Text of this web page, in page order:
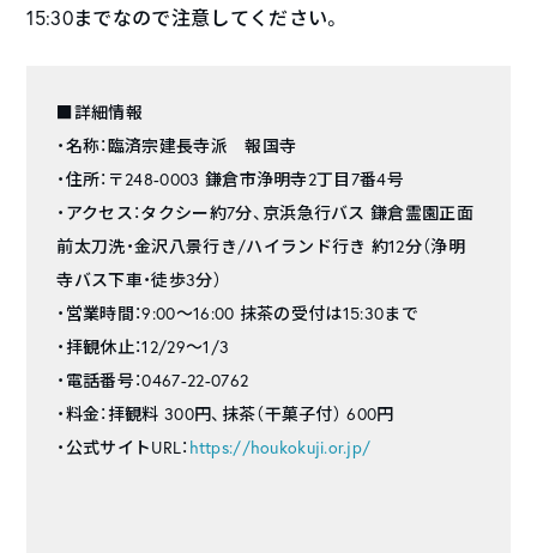
15:30までなので注意してください。
■詳細情報
・名称：臨済宗建長寺派 報国寺
・住所：〒248-0003 鎌倉市浄明寺2丁目7番4号
・アクセス：タクシー約7分、京浜急行バス 鎌倉霊園正面
前太刀洗・金沢八景行き/ハイランド行き 約12分（浄明
寺バス下車・徒歩3分）
・営業時間：9:00～16:00 抹茶の受付は15:30まで
・拝観休止：12/29～1/3
・電話番号：0467-22-0762
・料金：拝観料 300円、抹茶（干菓子付） 600円
・公式サイトURL： https://houkokuji.or.jp/